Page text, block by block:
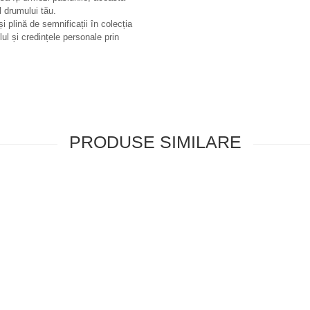
tău.
plină de semnificații în colecția
și credințele personale prin
PRODUSE SIMILARE